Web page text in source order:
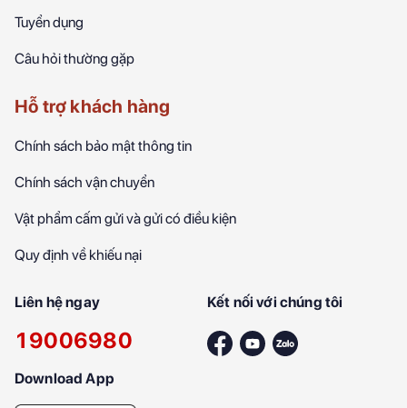
Tuyển dụng
Câu hỏi thường gặp
Hỗ trợ khách hàng
Chính sách bảo mật thông tin
Chính sách vận chuyển
Vật phẩm cấm gửi và gửi có điều kiện
Quy định về khiếu nại
Liên hệ ngay
19006980
Kết nối với chúng tôi
Download App